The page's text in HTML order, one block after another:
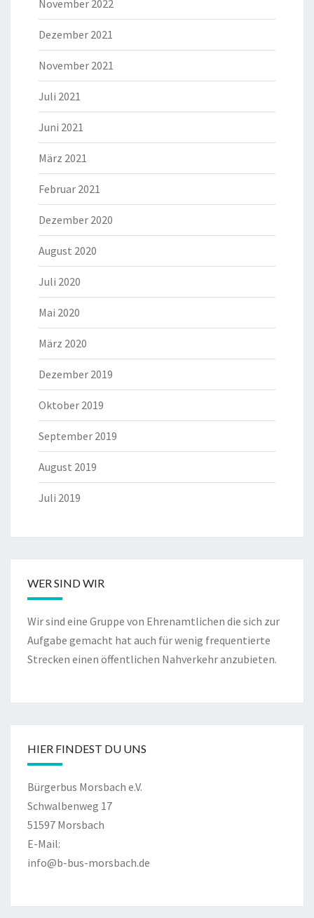
November 2022
Dezember 2021
November 2021
Juli 2021
Juni 2021
März 2021
Februar 2021
Dezember 2020
August 2020
Juli 2020
Mai 2020
März 2020
Dezember 2019
Oktober 2019
September 2019
August 2019
Juli 2019
WER SIND WIR
Wir sind eine Gruppe von Ehrenamtlichen die sich zur
Aufgabe gemacht hat auch für wenig frequentierte
Strecken einen öffentlichen Nahverkehr anzubieten.
HIER FINDEST DU UNS
Bürgerbus Morsbach e.V.
Schwalbenweg 17
51597 Morsbach
E-Mail:
info@b-bus-morsbach.de